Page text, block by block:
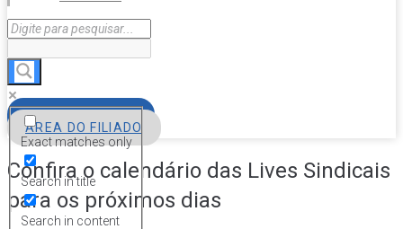
Exact matches only
Search in title
Search in content
ÁREA DO FILIADO
Confira o calendário das Lives Sindicais
para os próximos dias